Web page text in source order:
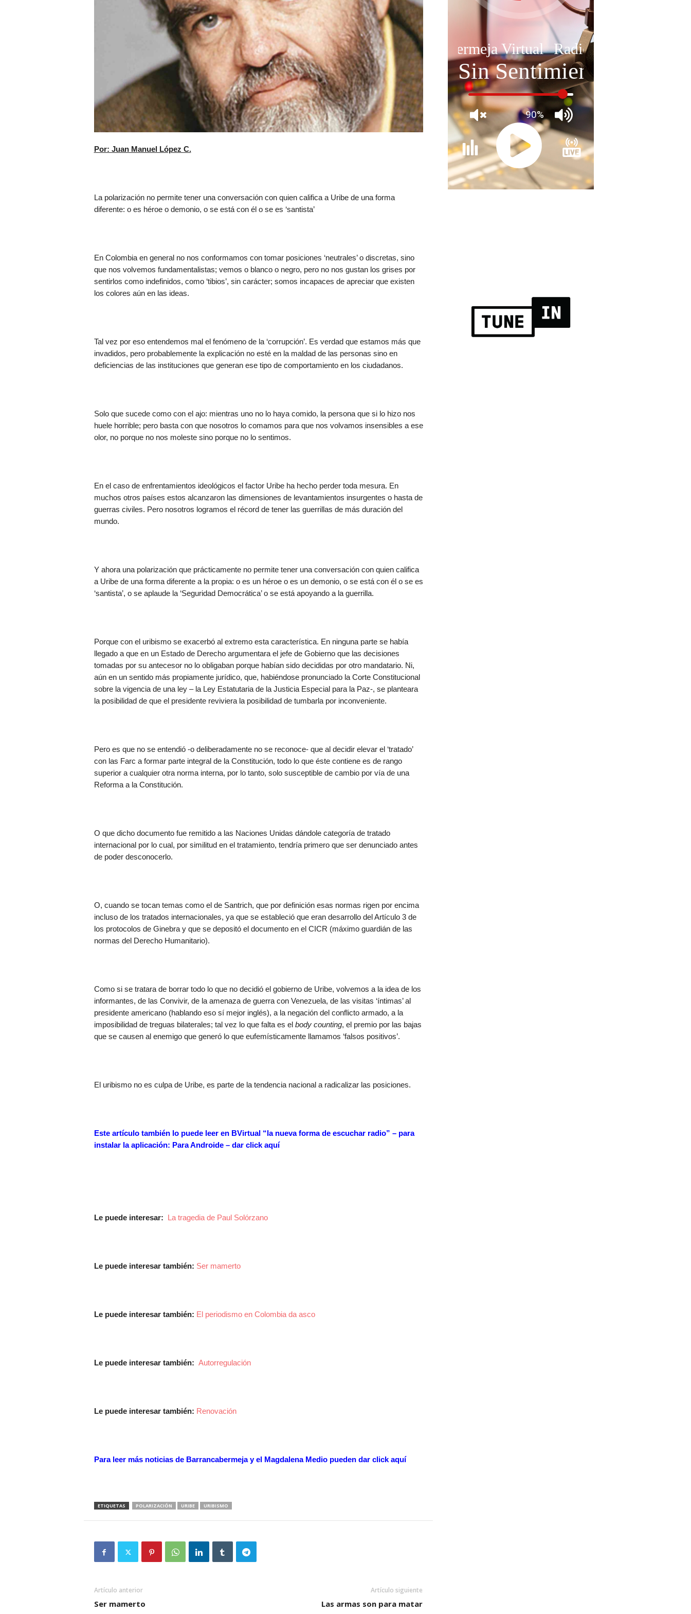
Por: Juan Manuel López C.
La polarización no permite tener una conversación con quien califica a Uribe de una forma
diferente: o es héroe o demonio, o se está con él o se es ‘santista’
En Colombia en general no nos conformamos con tomar posiciones ‘neutrales’ o discretas, sino
que nos volvemos fundamentalistas; vemos o blanco o negro, pero no nos gustan los grises por
sentirlos como indefinidos, como ‘tibios’, sin carácter; somos incapaces de apreciar que existen
los colores aún en las ideas.
Tal vez por eso entendemos mal el fenómeno de la ‘corrupción’. Es verdad que estamos más que
invadidos, pero probablemente la explicación no esté en la maldad de las personas sino en
deficiencias de las instituciones que generan ese tipo de comportamiento en los ciudadanos.
Solo que sucede como con el ajo: mientras uno no lo haya comido, la persona que si lo hizo nos
huele horrible; pero basta con que nosotros lo comamos para que nos volvamos insensibles a ese
olor, no porque no nos moleste sino porque no lo sentimos.
En el caso de enfrentamientos ideológicos el factor Uribe ha hecho perder toda mesura. En
muchos otros países estos alcanzaron las dimensiones de levantamientos insurgentes o hasta de
guerras civiles. Pero nosotros logramos el récord de tener las guerrillas de más duración del
mundo.
Y ahora una polarización que prácticamente no permite tener una conversación con quien califica
a Uribe de una forma diferente a la propia: o es un héroe o es un demonio, o se está con él o se es
‘santista’, o se aplaude la ‘Seguridad Democrática’ o se está apoyando a la guerrilla.
Porque con el uribismo se exacerbó al extremo esta característica. En ninguna parte se había
llegado a que en un Estado de Derecho argumentara el jefe de Gobierno que las decisiones
tomadas por su antecesor no lo obligaban porque habían sido decididas por otro mandatario. Ni,
aún en un sentido más propiamente jurídico, que, habiéndose pronunciado la Corte Constitucional
sobre la vigencia de una ley – la Ley Estatutaria de la Justicia Especial para la Paz-, se planteara
la posibilidad de que el presidente reviviera la posibilidad de tumbarla por inconveniente.
Pero es que no se entendió -o deliberadamente no se reconoce- que al decidir elevar el ‘tratado’
con las Farc a formar parte integral de la Constitución, todo lo que éste contiene es de rango
superior a cualquier otra norma interna, por lo tanto, solo susceptible de cambio por vía de una
Reforma a la Constitución.
O que dicho documento fue remitido a las Naciones Unidas dándole categoría de tratado
internacional por lo cual, por similitud en el tratamiento, tendría primero que ser denunciado antes
de poder desconocerlo.
O, cuando se tocan temas como el de Santrich, que por definición esas normas rigen por encima
incluso de los tratados internacionales, ya que se estableció que eran desarrollo del Artículo 3 de
los protocolos de Ginebra y que se depositó el documento en el CICR (máximo guardián de las
normas del Derecho Humanitario).
Como si se tratara de borrar todo lo que no decidió el gobierno de Uribe, volvemos a la idea de los
informantes, de las Convivir, de la amenaza de guerra con Venezuela, de las visitas ‘íntimas’ al
presidente americano (hablando eso sí mejor inglés), a la negación del conflicto armado, a la
imposibilidad de treguas bilaterales; tal vez lo que falta es el body counting, el premio por las bajas
que se causen al enemigo que generó lo que eufemísticamente llamamos ‘falsos positivos’.
El uribismo no es culpa de Uribe, es parte de la tendencia nacional a radicalizar las posiciones.
Este artículo también lo puede leer en BVirtual “la nueva forma de escuchar radio” – para
instalar la aplicación: Para Androide – dar click aquí
Le puede interesar: La tragedia de Paul Solórzano
Le puede interesar también: Ser mamerto
Le puede interesar también: El periodismo en Colombia da asco
Le puede interesar también: Autorregulación
Le puede interesar también: Renovación
Para leer más noticias de Barrancabermeja y el Magdalena Medio pueden dar click aquí
ETIQUETAS POLARIZACIÓN URIBE URIBISMO
Artículo anterior
Ser mamerto
Artículo siguiente
Las armas son para matar